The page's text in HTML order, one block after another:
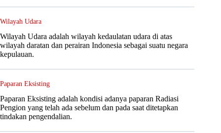
Wilayah Udara
Wilayah Udara adalah wilayah kedaulatan udara di atas
wilayah daratan dan perairan Indonesia sebagai suatu negara
kepulauan.
Paparan Eksisting
Paparan Eksisting adalah kondisi adanya paparan Radiasi
Pengion yang telah ada sebelum dan pada saat ditetapkan
tindakan pengendalian.